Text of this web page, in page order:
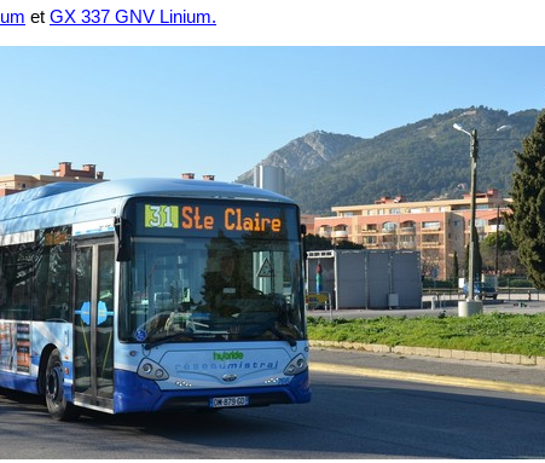
et GX 337 GNV Linium.